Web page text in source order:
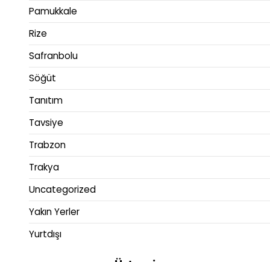
Pamukkale
Rize
Safranbolu
Söğüt
Tanıtım
Tavsiye
Trabzon
Trakya
Uncategorized
Yakın Yerler
Yurtdışı